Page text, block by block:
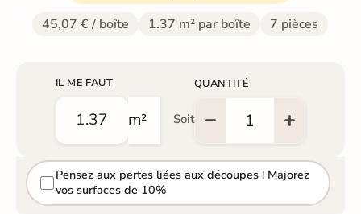
45,07 € / boîte 1.37 m² par boîte 7 pièces
IL ME FAUT
m² Soit
QUANTITÉ
Pensez aux pertes liées aux découpes ! Majorez
vos surfaces de 10%